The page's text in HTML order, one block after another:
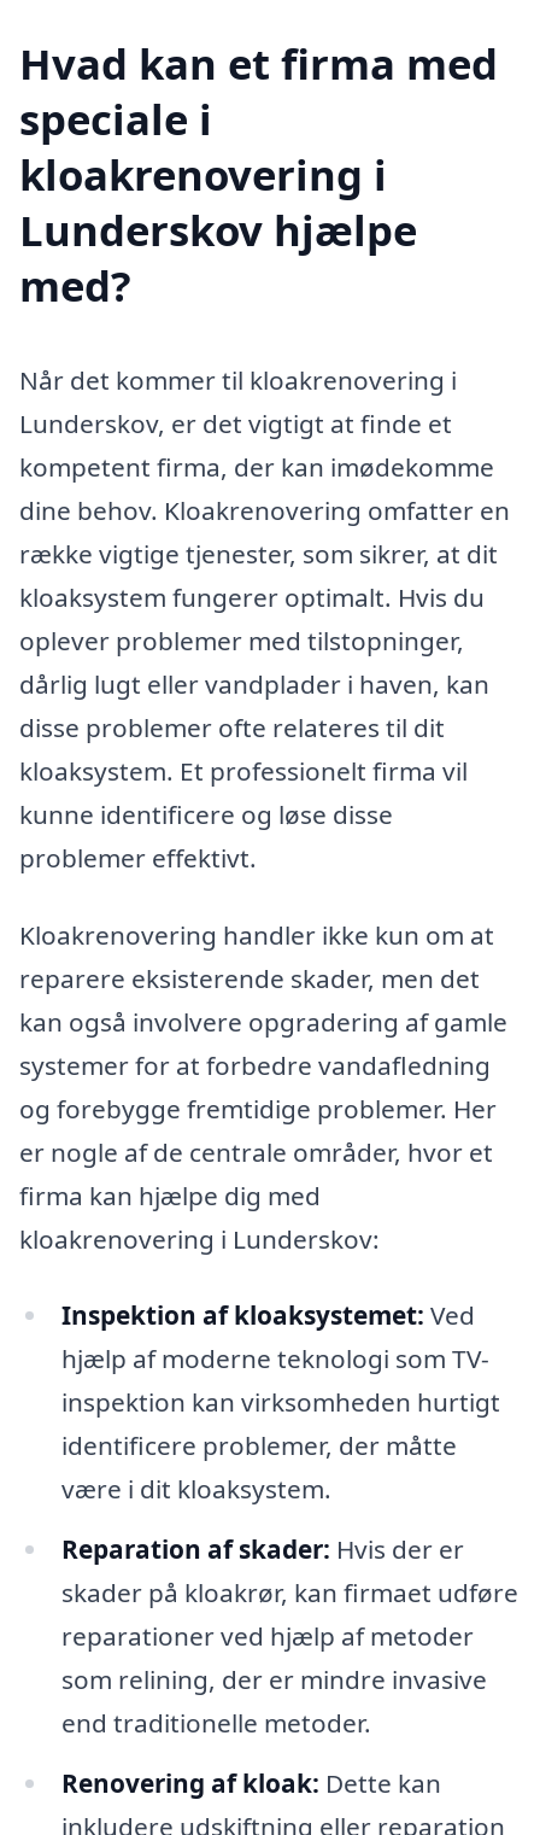
Hvad kan et firma med
speciale i
kloakrenovering i
Lunderskov hjælpe
med?
Når det kommer til kloakrenovering i
Lunderskov, er det vigtigt at finde et
kompetent firma, der kan imødekomme
dine behov. Kloakrenovering omfatter en
række vigtige tjenester, som sikrer, at dit
kloaksystem fungerer optimalt. Hvis du
oplever problemer med tilstopninger,
dårlig lugt eller vandplader i haven, kan
disse problemer ofte relateres til dit
kloaksystem. Et professionelt firma vil
kunne identificere og løse disse
problemer effektivt.
Kloakrenovering handler ikke kun om at
reparere eksisterende skader, men det
kan også involvere opgradering af gamle
systemer for at forbedre vandafledning
og forebygge fremtidige problemer. Her
er nogle af de centrale områder, hvor et
firma kan hjælpe dig med
kloakrenovering i Lunderskov:
Inspektion af kloaksystemet: Ved
hjælp af moderne teknologi som TV-
inspektion kan virksomheden hurtigt
identificere problemer, der måtte
være i dit kloaksystem.
Reparation af skader: Hvis der er
skader på kloakrør, kan firmaet udføre
reparationer ved hjælp af metoder
som relining, der er mindre invasive
end traditionelle metoder.
Renovering af kloak: Dette kan
inkludere udskiftning eller reparation